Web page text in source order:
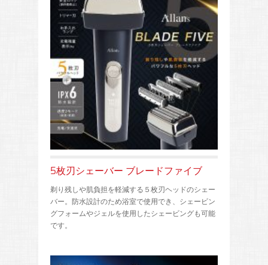
5枚刃シェーバー ブレードファイブ
剃り残しや肌負担を軽減する５枚刃ヘッドのシェー
バー。防水設計のため浴室で使用でき、シェービン
グフォームやジェルを使用したシェービングも可能
です。